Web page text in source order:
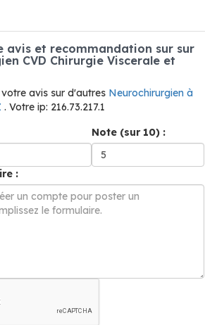
avis et recommandation sur sur
CVD Chirurgie Viscerale et
avis sur d'autres Neurochirurgien à
. Votre ip: 216.73.217.1
Note (sur 10) :
: